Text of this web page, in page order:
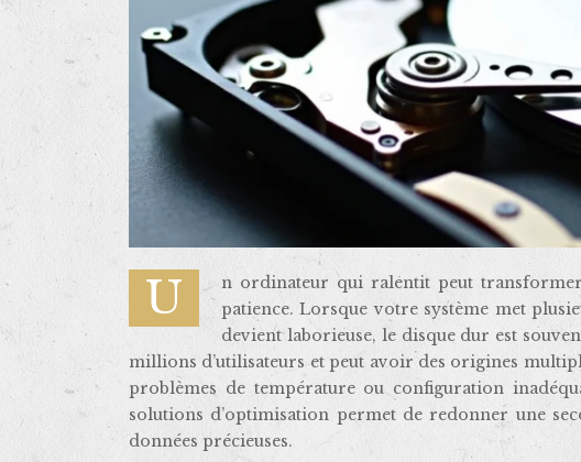
Un ordinateur qui ralentit peut transformer les tâches les plus simples en véritables épreuves de
patience. Lorsque votre système met
devient laborieuse, le disque dur est
millions d’utilisateurs et peut avoir des origines
problèmes de température ou configuration
solutions d’optimisation permet de redonner une
données précieuses.